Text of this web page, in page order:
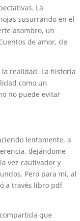
La
susurrando en el
asombro, un
de amor, de
realidad. La historia
como un
no puede evitar
lentamente, a
dejándome
vez cautivador y
Pero para mí, al
a través libro pdf
que